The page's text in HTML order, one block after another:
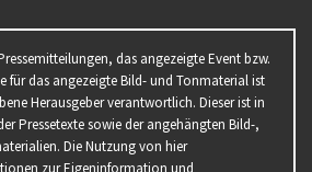
das angezeigte Event bzw.
für das angezeigte Bild- und Tonmaterial ist
Herausgeber verantwortlich. Dieser ist in
Pressetexte sowie der angehängten Bild-,
Die Nutzung von hier